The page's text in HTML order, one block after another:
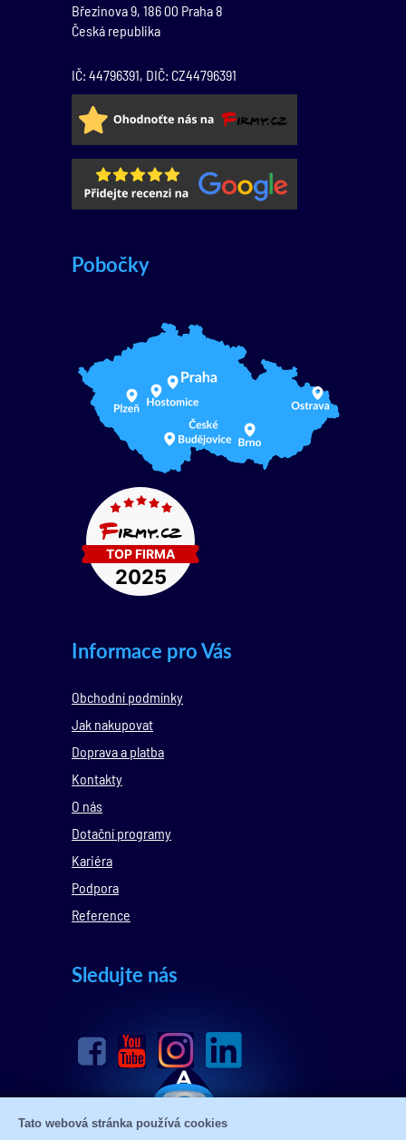
Březinova 9, 186 00 Praha 8
Česká republika
IČ: 44796391, DIČ: CZ44796391
Pobočky
Informace pro Vás
Obchodní podmínky
Jak nakupovat
Doprava a platba
Kontakty
O nás
Dotační programy
Kariéra
Podpora
Reference
Sledujte nás
Tato webová stránka používá cookies